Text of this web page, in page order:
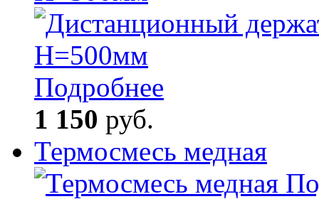
Подробнее
1 150 руб.
Термосмесь медная